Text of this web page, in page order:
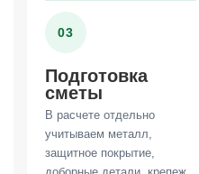
03
Подготовка
сметы
В расчете отдельно
учитываем металл,
защитное покрытие,